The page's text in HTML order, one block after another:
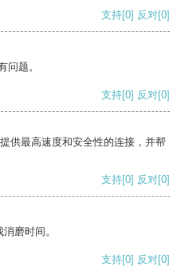
支持[0] 反对[0]
问题。
支持[0] 反对[0]
供最高速度和安全性的连接，并帮
支持[0] 反对[0]
磨时间。
支持[0] 反对[0]